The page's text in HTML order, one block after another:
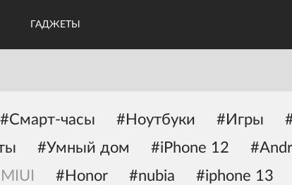
ГАДЖЕТЫ
#Смарт-часы #Ноутбуки #Игры
#Умный дом #iPhone 12
#Honor #nubia
#iphone 13